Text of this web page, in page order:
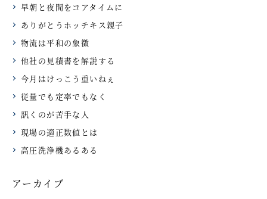
早朝と夜間をコアタイムに
ありがとうホッチキス親子
物流は平和の象徴
他社の見積書を解説する
今月はけっこう重いねぇ
従量でも定率でもなく
訊くのが苦手な人
現場の適正数値とは
高圧洗浄機あるある
アーカイブ